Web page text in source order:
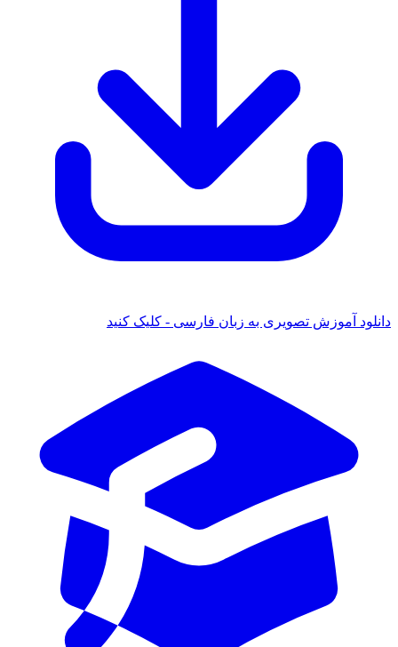
دانلود آموزش تصویری به زبان فارسی - کلیک کنید